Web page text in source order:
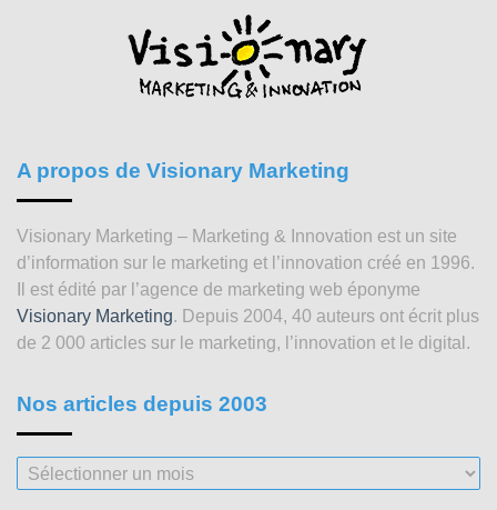
A propos de Visionary Marketing
Visionary Marketing – Marketing & Innovation est un site
d’information sur le marketing et l’innovation créé en 1996.
Il est édité par l’agence de marketing web éponyme
Visionary Marketing. Depuis 2004, 40 auteurs ont écrit plus
de 2 000 articles sur le marketing, l’innovation et le digital.
Nos articles depuis 2003
Nos
articles